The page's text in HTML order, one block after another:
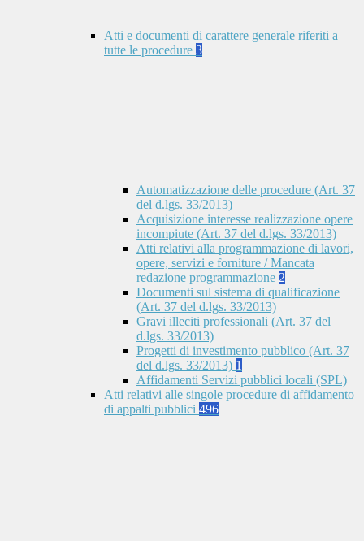
Atti e documenti di carattere generale riferiti a
tutte le procedure 3
Automatizzazione delle procedure (Art. 37
del d.lgs. 33/2013)
Acquisizione interesse realizzazione opere
incompiute (Art. 37 del d.lgs. 33/2013)
Atti relativi alla programmazione di lavori,
opere, servizi e forniture / Mancata
redazione programmazione 2
Documenti sul sistema di qualificazione
(Art. 37 del d.lgs. 33/2013)
Gravi illeciti professionali (Art. 37 del
d.lgs. 33/2013)
Progetti di investimento pubblico (Art. 37
del d.lgs. 33/2013) 1
Affidamenti Servizi pubblici locali (SPL)
Atti relativi alle singole procedure di affidamento
di appalti pubblici 496